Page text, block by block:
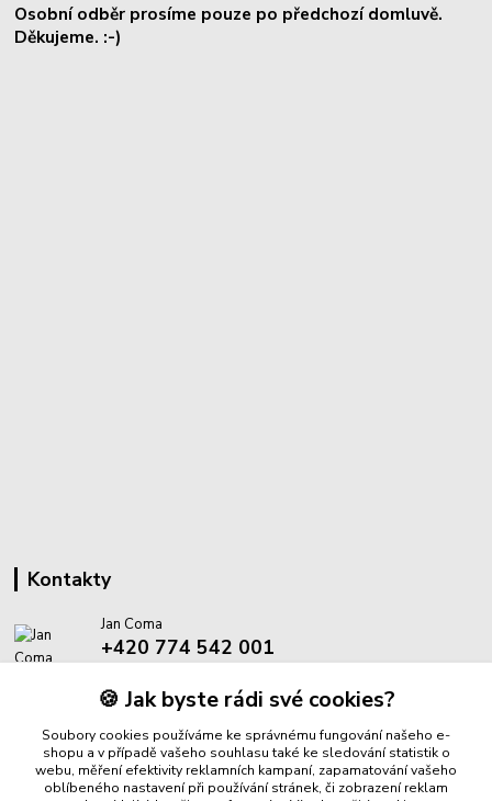
Osobní odběr prosíme pouze po předchozí domluvě.
Děkujeme. :-)
Kontakty
Jan Coma
+420 774 542 001
info@proantik.cz🍪 Jak byste rádi své cookies?
Soubory cookies používáme ke správnému fungování našeho e-
shopu a v případě vašeho souhlasu také ke sledování statistik o
webu, měření efektivity reklamních kampaní, zapamatování vašeho
oblíbeného nastavení při používání stránek, či zobrazení reklam